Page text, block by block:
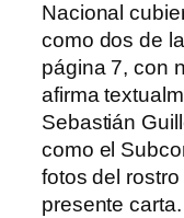
Nacional
como dos de
página 7, con
afirma
Sebastián
como el
fotos del
presente carta.